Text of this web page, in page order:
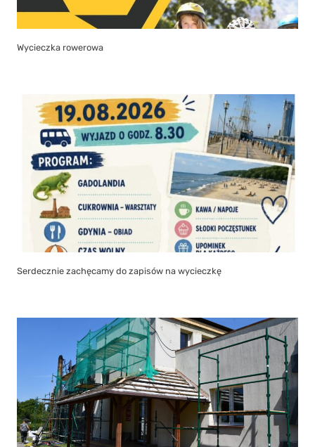
Wycieczka rowerowa
Serdecznie zachęcamy do zapisów na wycieczkę